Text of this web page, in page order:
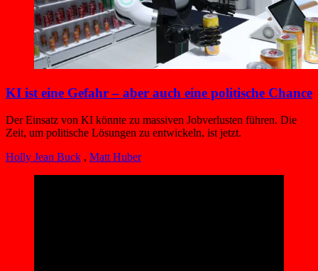
KI ist eine Gefahr – aber auch eine politische Chance
Der Einsatz von KI könnte zu massiven Jobverlusten führen. Die
Zeit, um politische Lösungen zu entwickeln, ist jetzt.
Holly Jean Buck , Matt Huber